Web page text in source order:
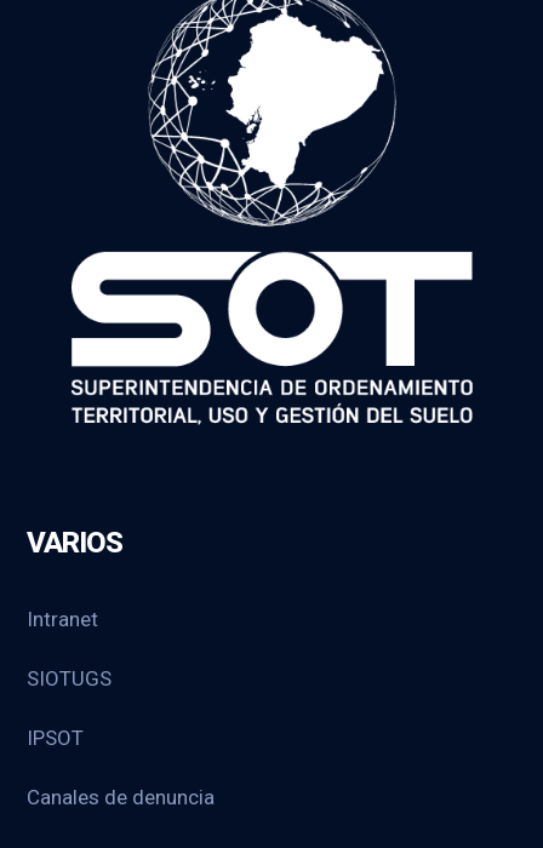
VARIOS
Intranet
SIOTUGS
IPSOT
Canales de denuncia